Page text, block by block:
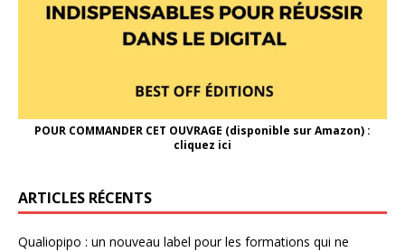
POUR COMMANDER CET OUVRAGE (disponible sur Amazon) :
cliquez ici
ARTICLES RÉCENTS
Qualiopipo : un nouveau label pour les formations qui ne